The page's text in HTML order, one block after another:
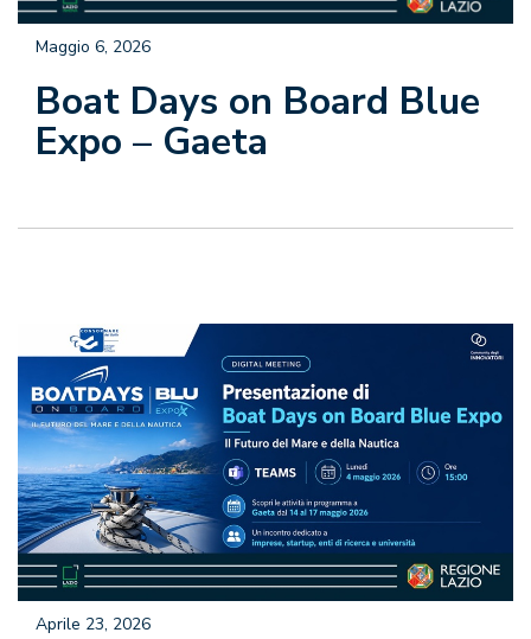
Boat Days on Board Blue
Expo – Gaeta
Maggio 6, 2026
Aprile 23, 2026